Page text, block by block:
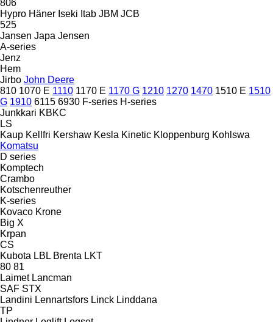
806
Hypro Häner Iseki Itab JBM JCB
525
Jansen Japa Jensen
A-series
Jenz
Hem
Jirbo John Deere
810 1070 E 1110 1170 E 1170 G 1210 1270 1470 1510 E 1510
G 1910 6115 6930 F-series H-series
Junkkari KBKC
LS
Kaup Kellfri Kershaw Kesla Kinetic Kloppenburg Kohlswa
Komatsu
D series
Komptech
Crambo
Kotschenreuther
K-series
Kovaco Krone
Big X
Krpan
CS
Kubota LBL Brenta LKT
80 81
Laimet Lancman
SAF STX
Landini Lennartsfors Linck Linddana
TP